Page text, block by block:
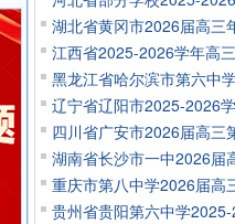
湖北省黄冈市2026届高三
江西省2025-2026学年高
黑龙江省哈尔滨市第六中
辽宁省辽阳市2025-2026
四川省广安市2026届高三
湖南省长沙市一中2026届
重庆市第八中学2026届高
贵州省贵阳第六中学